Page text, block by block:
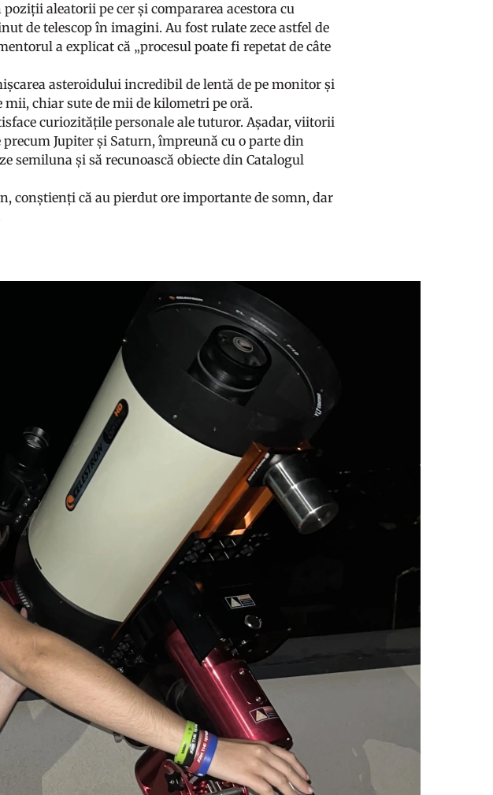
aleatorii pe cer și compararea acestora cu
de telescop în imagini. Au fost rulate zece astfel de
a explicat că „procesul poate fi repetat de câte
asteroidului incredibil de lentă de pe monitor și
mii, chiar sute de mii de kilometri pe oră.
curiozitățile personale ale tuturor. Așadar, viitorii
Jupiter și Saturn, împreună cu o parte din
semiluna și să recunoască obiecte din Catalogul
conștienți că au pierdut ore importante de somn, dar